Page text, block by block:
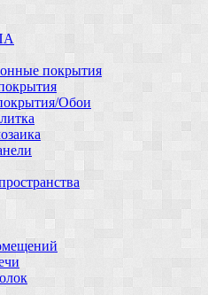
покрытия
Обои